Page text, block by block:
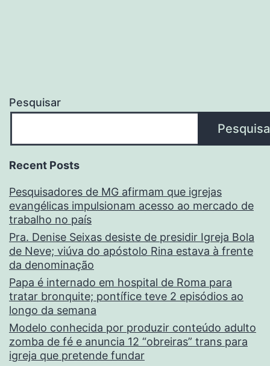
Pesquisar
Recent Posts
Pesquisadores de MG afirmam que igrejas
evangélicas impulsionam acesso ao mercado de
trabalho no país
Pra. Denise Seixas desiste de presidir Igreja Bola
de Neve; viúva do apóstolo Rina estava à frente
da denominação
Papa é internado em hospital de Roma para
tratar bronquite; pontífice teve 2 episódios ao
longo da semana
Modelo conhecida por produzir conteúdo adulto
zomba de fé e anuncia 12 “obreiras” trans para
igreja que pretende fundar